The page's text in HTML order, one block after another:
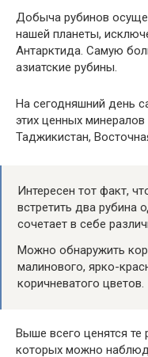
Добыча рубинов
нашей планеты,
Антарктида. Самую
азиатские рубины.
На сегодняшний день
этих ценных
Таджикистан,
Интересен тот факт,
встретить два рубина
сочетает в себе
Можно обнаружить
малинового, ярко-
коричневатого цветов.
Выше всего ценятся те
которых можно